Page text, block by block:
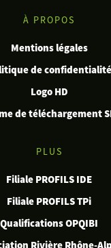
À PROPOS
Mentions légales
de confidentialité
Logo HD
de téléchargement
PLUS
Filiale PROFILS IDE
Filiale PROFILS TPi
Qualifications OPQIBI
Rivière Rhône-